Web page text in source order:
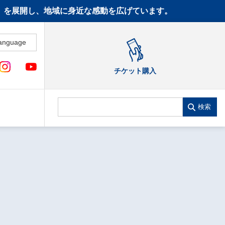
展開し、地域に身近な感動を広げています。
チケット購入
検索